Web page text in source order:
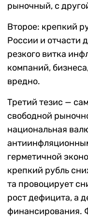
рыночный, с
Второе: крепкий
России и отчасти
резкого витка
компаний,
вредно.
Третий тезис —
свободной
национальная
герметичной
крепкий рубль
та провоцирует
рост дефицита, а
финансирования.